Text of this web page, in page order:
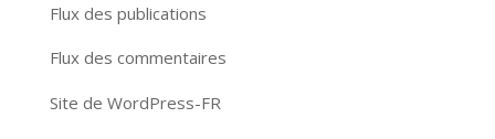
Flux des publications
Flux des commentaires
Site de WordPress-FR